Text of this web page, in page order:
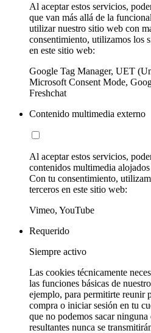
Al aceptar estos servicios,
que van más allá de la
utilizar nuestro sitio web con
consentimiento, utilizamos los
en este sitio web:
Google Tag Manager, UET
Microsoft Consent Mode,
Freshchat
Contenido multimedia externo
Al aceptar estos servicios,
contenidos multimedia
Con tu consentimiento,
terceros en este sitio web:
Vimeo, YouTube
Requerido
Siempre activo
Las cookies técnicamente
las funciones básicas de
ejemplo, para permitirte reunir
compra o iniciar sesión en tu
que no podemos sacar
resultantes nunca se